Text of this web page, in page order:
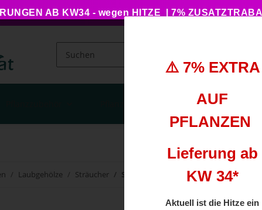
AB KW34 - wegen HITZE | 7%
⚠️ 7% EXTRA
AUF
PFLANZEN
Lieferung ab
KW 34*
Aktuell ist die Hitze ein
Haus,
Laubgehölze Sträucher Sanddorn weiblich 'Leikora' 80-100cm